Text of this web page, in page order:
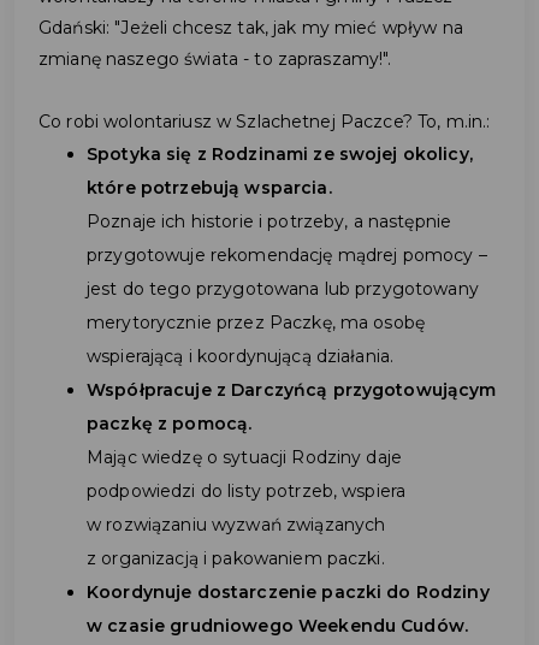
Gdański: "Jeżeli chcesz tak, jak my mieć wpływ na
zmianę naszego świata - to zapraszamy!".
Co robi wolontariusz w Szlachetnej Paczce? To, m.in.:
Spotyka się z Rodzinami ze swojej okolicy,
które potrzebują wsparcia.
Poznaje ich historie i potrzeby, a następnie
przygotowuje rekomendację mądrej pomocy –
jest do tego przygotowana lub przygotowany
merytorycznie przez Paczkę, ma osobę
wspierającą i koordynującą działania.
Współpracuje z Darczyńcą przygotowującym
paczkę z pomocą.
Mając wiedzę o sytuacji Rodziny daje
podpowiedzi do listy potrzeb, wspiera
w rozwiązaniu wyzwań związanych
z organizacją i pakowaniem paczki.
Koordynuje dostarczenie paczki do Rodziny
w czasie grudniowego Weekendu Cudów.